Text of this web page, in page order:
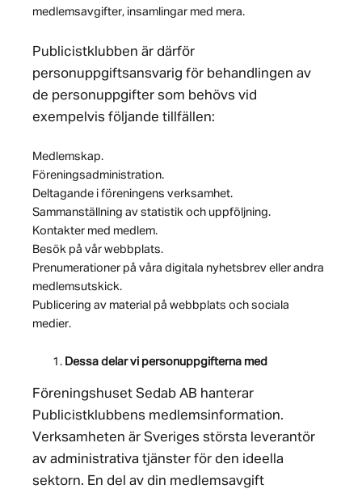
medlemsavgifter, insamlingar med mera.
Publicistklubben är därför
personuppgiftsansvarig för behandlingen av
de personuppgifter som behövs vid
exempelvis följande tillfällen:
Medlemskap.
Föreningsadministration.
Deltagande i föreningens verksamhet.
Sammanställning av statistik och uppföljning.
Kontakter med medlem.
Besök på vår webbplats.
Prenumerationer på våra digitala nyhetsbrev eller andra
medlemsutskick.
Publicering av material på webbplats och sociala
medier.
Dessa delar vi personuppgifterna med
Föreningshuset Sedab AB hanterar
Publicistklubbens medlemsinformation.
Verksamheten är Sveriges största leverantör
av administrativa tjänster för den ideella
sektorn. En del av din medlemsavgift